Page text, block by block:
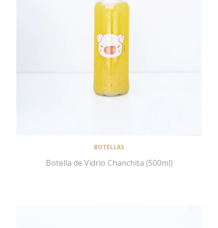
BOTELLAS
Botella de Vidrio Chanchita (500ml)